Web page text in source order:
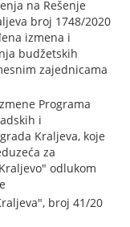
na Rešenje
broj 1748/2020
izmena i
budžetskih
zajednicama
Programa
i
Kraljeva, koje
za
odlukom
broj 41/20